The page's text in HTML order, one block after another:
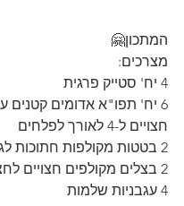
המתכון🤗
מצרכים:
4 יח' סטייק פרגית
6 יח' תפו"א אדומים קטנים
חצויים ל-4 לאורך לפלחים
2 בטטות מקולפות חתוכות לגלילים עבים.
2 בצלים מקולפים חצויים לחצי לאורך.
4 עגבניות שלמות